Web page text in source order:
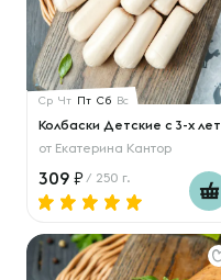
Ср Чт Пт Сб Вс
Колбаски Детские с 3-х лет
от Екатерина Кантор
309 / 250 г.